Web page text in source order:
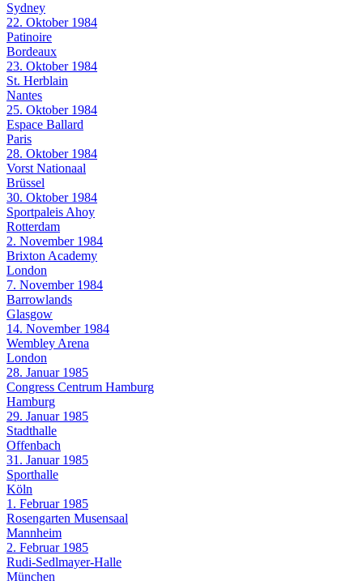
Sydney
22. Oktober 1984
Patinoire
Bordeaux
23. Oktober 1984
St. Herblain
Nantes
25. Oktober 1984
Espace Ballard
Paris
28. Oktober 1984
Vorst Nationaal
Brüssel
30. Oktober 1984
Sportpaleis Ahoy
Rotterdam
2. November 1984
Brixton Academy
London
7. November 1984
Barrowlands
Glasgow
14. November 1984
Wembley Arena
London
28. Januar 1985
Congress Centrum Hamburg
Hamburg
29. Januar 1985
Stadthalle
Offenbach
31. Januar 1985
Sporthalle
Köln
1. Februar 1985
Rosengarten Musensaal
Mannheim
2. Februar 1985
Rudi-Sedlmayer-Halle
München